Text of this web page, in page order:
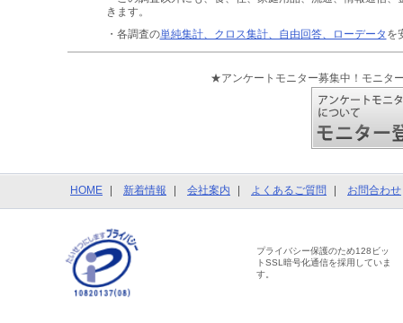
きます。
・各調査の単純集計、クロス集計、自由回答、ローデータ を
★アンケートモニター募集中！モニタ
HOME 新着情報 会社案内 よくあるご質問 お問合わせ
プライバシー保護のため128ビッ
トSSL暗号化通信を採用していま
す。